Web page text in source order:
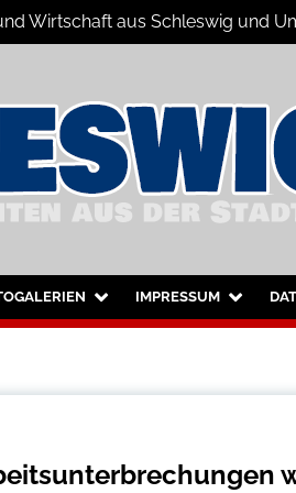
Wirtschaft aus Schleswig und
und Umgebung
IMPRESSUM